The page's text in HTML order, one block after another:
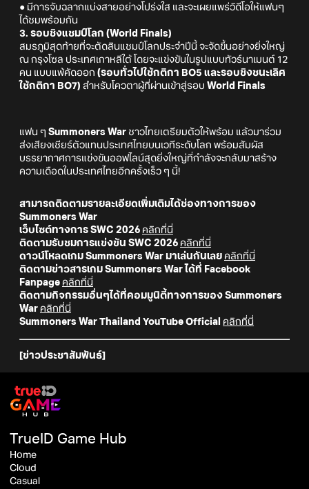
● มีการจับฉลากแบ่งสายอย่างโปร่งใส และจะเผยแพร่วิดีโอให้แฟนๆ
ได้ชมพร้อมกัน
3. รอบชิงแชมป์โลก (World Finals)
สมรภูมิสุดท้ายที่จะตัดสินแชมป์โลกประจำปีนี้ จะจัดขึ้นอย่างยิ่งใหญ่
ณ กรุงโซล ประเทศเกาหลีใต้ โดยจะแข่งขันในรูปแบบทัวร์นาเมนต์ 12
คน แบบแพ้คัดออก (รอบทั่วไปใช้กติกา BO5 และรอบชิงชนะเลิศ
ใช้กติกา BO7) สำหรับโควตาผู้ที่ผ่านเข้าสู่รอบ World Finals
แฟน ๆ Summoners War ชาวไทยเตรียมตัวให้พร้อม แล้วมาร่วม
ส่งเสียงเชียร์ตัวแทนประเทศไทยบนเวทีระดับโลก พร้อมสัมผัส
บรรยากาศการแข่งขันออฟไลน์สุดยิ่งใหญ่ที่กำลังจะกลับมาสร้าง
ความเดือดในประเทศไทยอีกครั้งเร็ว ๆ นี้!
สามารถติดตามรายละเอียดเพิ่มเติมได้ช่องทางการของ
Summoners War
เว็บไซต์ทางการ SWC 2026 คลิกที่นี่
ติดตามรับชมการแข่งขัน SWC 2026 คลิกที่นี่
ดาวน์โหลดเกม Summoners War มาเล่นกันเลย คลิกที่นี่
ติดตามข่าวสารเกม Summoners War ได้ที่ Facebook
Fanpage คลิกที่นี่
ติดตามกิจกรรมอื่นๆได้ที่คอมมูนิตี้ทางการของ Summoners
War คลิกที่นี่
Summoners War Thailand YouTube Official คลิกที่นี่
[ข่าวประชาสัมพันธ์]
TrueID Game Hub
Home
Cloud
Casual